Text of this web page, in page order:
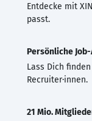
Entdecke mit
passt.
Persönliche
Lass Dich
Recruiter·innen.
21 Mio.